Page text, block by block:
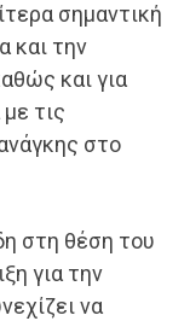
σημαντική
και την
και για
τις
στο
στη θέση του
για την
να